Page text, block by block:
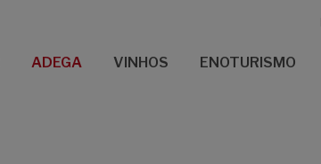
ADEGA VINHOS ENOTURISMO